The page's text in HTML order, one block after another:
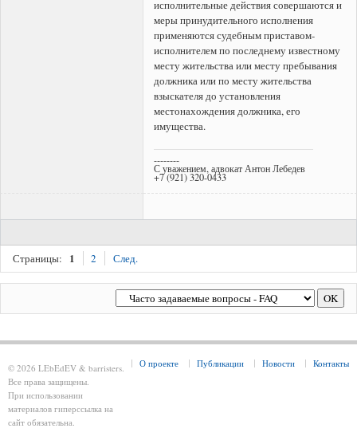
исполнительные действия совершаются и
меры принудительного исполнения
применяются судебным приставом-
исполнителем по последнему известному
месту жительства или месту пребывания
должника или по месту жительства
взыскателя до установления
местонахождения должника, его
имущества.
--------
С уважением, адвокат Антон Лебедев
+7 (921) 320-0433
Страницы: 1 2 След.
О проекте Публикации Новости Контакты
© 2026 LEbEdEV & barristers.
Все права защищены.
При использовании
материалов гиперссылка на
сайт обязательна.